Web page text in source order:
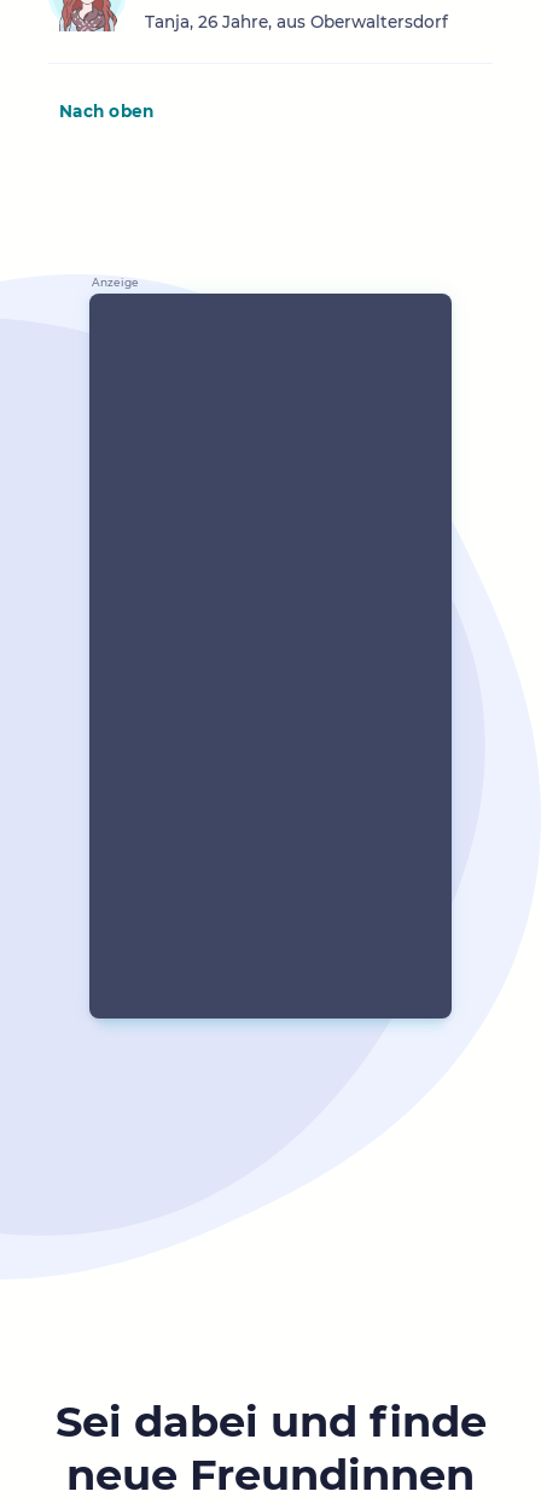
Tanja, 26 Jahre, aus Oberwaltersdorf
Nach oben
Sei dabei und finde
neue Freundinnen